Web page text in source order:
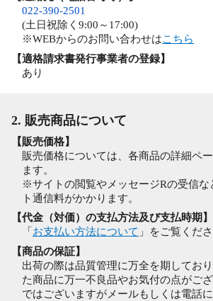
022-390-2501
(土日祝除く9:00～17:00)
※WEBからのお問い合わせはこちら
【適格請求書発行事業者の登録】
あり
2. 販売商品について
【販売価格】
販売価格については、各商品の詳細ペ
ます。
※サイトの閲覧やメッセージRの受信な
ト通信料がかかります。
【代金（対価）の支払方法及び支払時期】
「 お支払い方法について 」をご覧くださ
【商品の保証】
出荷の際は品質管理に万全を期してお
た商品に万一不良品やお気付の点がご
ではございますがメールもしくは電話